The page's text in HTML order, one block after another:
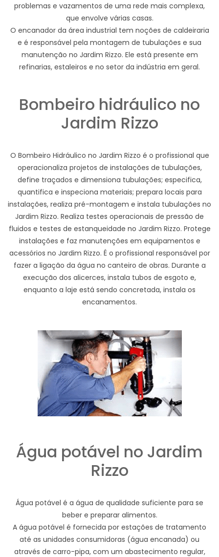
problemas e vazamentos de uma rede mais complexa,
que envolve várias casas.
O encanador da área industrial tem noções de caldeiraria
e é responsável pela montagem de tubulações e sua
manutenção no Jardim Rizzo. Ele está presente em
refinarias, estaleiros e no setor da indústria em geral.
Bombeiro hidráulico no
Jardim Rizzo
O Bombeiro Hidráulico no Jardim Rizzo é o profissional que
operacionaliza projetos de instalações de tubulações,
define traçados e dimensiona tubulações; especifica,
quantifica e inspeciona materiais; prepara locais para
instalações, realiza pré-montagem e instala tubulações no
Jardim Rizzo. Realiza testes operacionais de pressão de
fluidos e testes de estanqueidade no Jardim Rizzo. Protege
instalações e faz manutenções em equipamentos e
acessórios no Jardim Rizzo. É o profissional responsável por
fazer a ligação da água no canteiro de obras. Durante a
execução dos alicerces, instala tubos de esgoto e,
enquanto a laje está sendo concretada, instala os
encanamentos.
Água potável no Jardim
Rizzo
Água potável é a água de qualidade suficiente para se
beber e preparar alimentos.
A água potável é fornecida por estações de tratamento
até as unidades consumidoras (água encanada) ou
através de carro-pipa, com um abastecimento regular,